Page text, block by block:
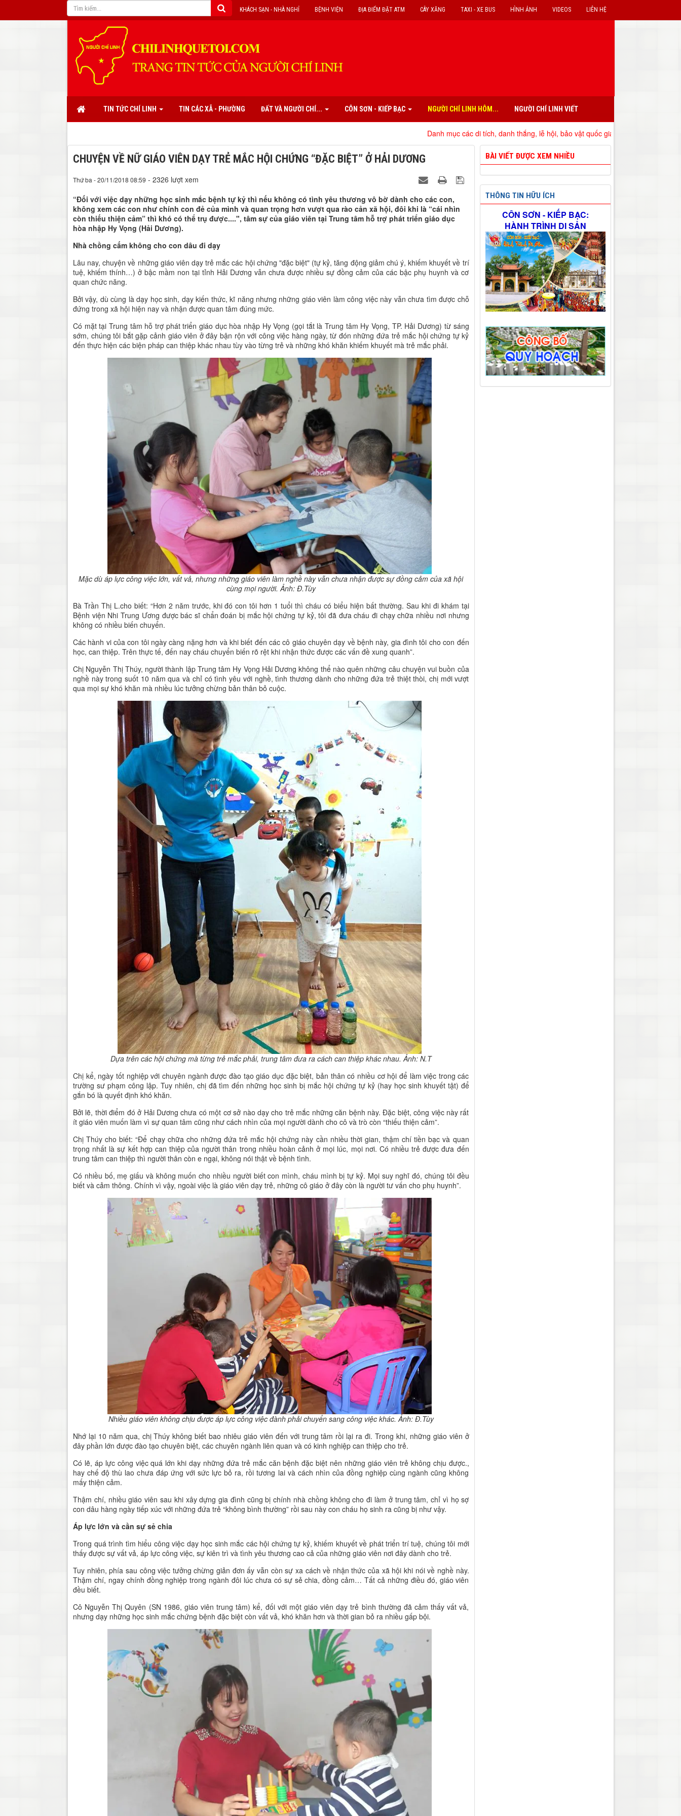
LIÊN HỆ
VIDEOS
HÌNH ẢNH
TAXI - XE BUS
CÂY XĂNG
ĐỊA ĐIỂM ĐẶT ATM
BỆNH VIỆN
KHÁCH SẠN - NHÀ NGHỈ
TIN TỨC CHÍ LINH TIN CÁC XÃ - PHƯỜNG ĐẤT VÀ NGƯỜI CHÍ... CÔN SƠN - KIẾP BẠC NGƯỜI CHÍ LINH HÔM... NGƯỜI CHÍ LINH VIẾT
Danh mục các di tích, danh thắng, lễ hội, bảo vật quốc gia đã xếp hạng trên địa bàn tỉnh Hải Dương
CHUYỆN VỀ NỮ GIÁO VIÊN DẠY TRẺ MẮC HỘI CHỨNG “ĐẶC BIỆT” Ở HẢI DƯƠNG
Thứ ba - 20/11/2018 08:59 - 2326 lượt xem
“Đối với việc dạy những học sinh mắc bệnh tự kỷ thì nếu không có tình yêu thương vô bờ dành cho các con,
không xem các con như chính con đẻ của mình và quan trọng hơn vượt qua rào cản xã hội, đôi khi là “cái nhìn
còn thiếu thiện cảm” thì khó có thể trụ được....", tâm sự của giáo viên tại Trung tâm hỗ trợ phát triển giáo dục
hòa nhập Hy Vọng (Hải Dương).
Nhà chồng cấm không cho con dâu đi dạy
Lâu nay, chuyện về những giáo viên dạy trẻ mắc các hội chứng "đặc biệt" (tự kỷ, tăng động giảm chú ý, khiếm khuyết về trí
tuệ, khiếm thính…) ở bậc mầm non tại tỉnh Hải Dương vẫn chưa được nhiều sự đồng cảm của các bậc phụ huynh và cơ
quan chức năng.
Bởi vậy, dù cùng là dạy học sinh, dạy kiến thức, kĩ năng nhưng những giáo viên làm công việc này vẫn chưa tìm được chỗ
đứng trong xã hội hiện nay và nhận được quan tâm đúng mức.
Có mặt tại Trung tâm hỗ trợ phát triển giáo dục hòa nhập Hy Vọng (gọi tắt là Trung tâm Hy Vọng, TP. Hải Dương) từ sáng
sớm, chúng tôi bắt gặp cảnh giáo viên ở đây bận rộn với công việc hàng ngày, từ đón những đứa trẻ mắc hội chứng tự kỷ
đến thực hiện các biện pháp can thiệp khác nhau tùy vào từng trẻ và những khó khăn khiếm khuyết mà trẻ mắc phải.
Mặc dù áp lực công việc lớn, vất vả, nhưng những giáo viên làm nghề này vẫn chưa nhận được sự đồng cảm của xã hội
cùng mọi người. Ảnh: Đ.Tùy
Bà Trần Thị L.cho biết: “Hơn 2 năm trước, khi đó con tôi hơn 1 tuổi thì cháu có biểu hiện bất thường. Sau khi đi khám tại
Bệnh viện Nhi Trung Ương được bác sĩ chẩn đoán bị mắc hội chứng tự kỷ, tôi đã đưa cháu đi chạy chữa nhiều nơi nhưng
không có nhiều biến chuyển.
Các hành vi của con tôi ngày càng nặng hơn và khi biết đến các cô giáo chuyên dạy về bệnh này, gia đình tôi cho con đến
học, can thiệp. Trên thực tế, đến nay cháu chuyển biến rõ rệt khi nhận thức được các vấn đề xung quanh”.
Chị Nguyễn Thị Thúy, người thành lập Trung tâm Hy Vọng Hải Dương không thể nào quên những câu chuyện vui buồn của
nghề này trong suốt 10 năm qua và chỉ có tình yêu với nghề, tình thương dành cho những đứa trẻ thiệt thòi, chị mới vượt
qua mọi sự khó khăn mà nhiều lúc tưởng chừng bản thân bỏ cuộc.
Dựa trên các hội chứng mà từng trẻ mắc phải, trung tâm đưa ra cách can thiệp khác nhau. Ảnh: N.T
Chị kể, ngày tốt nghiệp với chuyên ngành được đào tạo giáo dục đặc biệt, bản thân có nhiều cơ hội để làm việc trong các
trường sư phạm công lập. Tuy nhiên, chị đã tìm đến những học sinh bị mắc hội chứng tự kỷ (hay học sinh khuyết tật) để
gắn bó là quyết định khó khăn.
Bởi lẽ, thời điểm đó ở Hải Dương chưa có một cơ sở nào dạy cho trẻ mắc những căn bệnh này. Đặc biệt, công việc này rất
ít giáo viên muốn làm vì sự quan tâm cũng như cách nhìn của mọi người dành cho cô và trò còn “thiếu thiện cảm”.
Chị Thúy cho biết: “Để chạy chữa cho những đứa trẻ mắc hội chứng này cần nhiều thời gian, thậm chí tiền bạc và quan
trọng nhất là sự kết hợp can thiệp của người thân trong nhiều hoàn cảnh ở mọi lúc, mọi nơi. Có nhiều trẻ được đưa đến
trung tâm can thiệp thì người thân còn e ngại, không nói thật về bệnh tình.
Có nhiều bố, mẹ giấu và không muốn cho nhiều người biết con mình, cháu mình bị tự kỷ. Mọi suy nghĩ đó, chúng tôi đều
biết và cảm thông. Chính vì vậy, ngoài việc là giáo viên dạy trẻ, những cô giáo ở đây còn là người tư vấn cho phụ huynh”.
Nhiều giáo viên không chịu được áp lực công việc đành phải chuyển sang công việc khác. Ảnh: Đ.Tùy
Nhớ lại 10 năm qua, chị Thúy không biết bao nhiêu giáo viên đến với trung tâm rồi lại ra đi. Trong khi, những giáo viên ở
đây phần lớn được đào tạo chuyên biệt, các chuyên ngành liên quan và có kinh nghiệp can thiệp cho trẻ.
Có lẽ, áp lực công việc quá lớn khi dạy những đứa trẻ mắc căn bệnh đặc biệt nên những giáo viên trẻ không chịu được.,
hay chế độ thù lao chưa đáp ứng với sức lực bỏ ra, rồi tương lai và cách nhìn của đồng nghiệp cùng ngành cũng không
mấy thiện cảm.
Thậm chí, nhiều giáo viên sau khi xây dựng gia đình cũng bị chính nhà chồng không cho đi làm ở trung tâm, chỉ vì họ sợ
con dâu hàng ngày tiếp xúc với những đứa trẻ “không bình thường” rồi sau này con cháu họ sinh ra cũng bị như vậy.
Áp lực lớn và cần sự sẻ chia
Trong quá trình tìm hiểu công việc dạy học sinh mắc các hội chứng tự kỷ, khiếm khuyết về phát triển trí tuệ, chúng tôi mới
thấy được sự vất vả, áp lực công việc, sự kiên trì và tình yêu thương cao cả của những giáo viên nơi đây dành cho trẻ.
Tuy nhiên, phía sau công việc tưởng chừng giản đơn ấy vẫn còn sự xa cách về nhận thức của xã hội khi nói về nghề này.
Thậm chí, ngay chính đồng nghiệp trong ngành đôi lúc chưa có sự sẻ chia, đồng cảm… Tất cả những điều đó, giáo viên
đều biết.
Cô Nguyễn Thị Quyên (SN 1986, giáo viên trung tâm) kể, đối với một giáo viên dạy trẻ bình thường đã cảm thấy vất vả,
nhưng dạy những học sinh mắc chứng bệnh đặc biệt còn vất vả, khó khăn hơn và thời gian bỏ ra nhiều gấp bội.
BÀI VIẾT ĐƯỢC XEM NHIỀU
THÔNG TIN HỮU ÍCH
CÔN SƠN - KIẾP BẠC:
HÀNH TRÌNH DI SẢN